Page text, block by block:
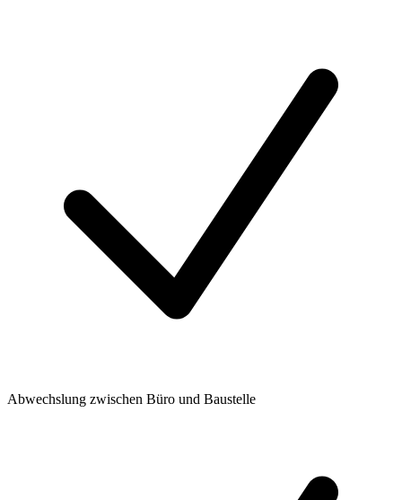
Abwechslung zwischen Büro und Baustelle